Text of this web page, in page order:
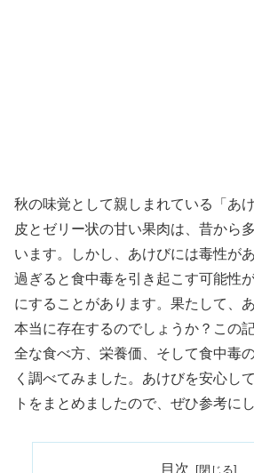
秋の味覚として親しまれている「あ
皮とゼリー状の甘い果肉は、昔から
います。しかし、あけびには毒性が
過ぎると食中毒を引き起こす可能性
にすることがあります。果たして、
本当に存在するのでしょうか？この
全な食べ方、栄養価、そして食中毒
く調べてみました。あけびを安心し
トをまとめましたので、ぜひ参考に
目次